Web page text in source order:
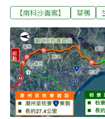
以「生態零淨損」規劃設
墘、深坑子農場，以及二
頃。行政院顧問李孟諺今
區「綁定」的土地，承諾
園區開發，改變的不只是
邊的補償地和私有農地，
呈現截然不同的面貌。如
是開發利益的包裝？沙崙
【南科沙崙案】 草鴞